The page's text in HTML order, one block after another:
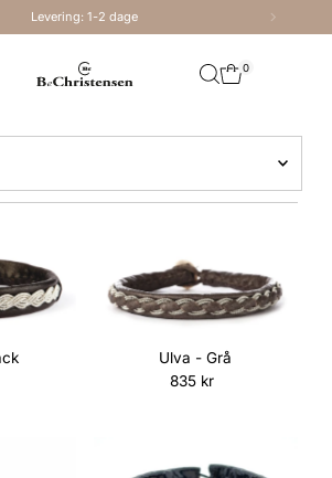
Levering: 1-2 dage
0
Ulva - Grå
Normalpris
835 kr